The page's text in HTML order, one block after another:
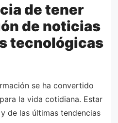
de tener
de noticias
tecnológicas
se ha convertido
la vida cotidiana. Estar
de las últimas tendencias